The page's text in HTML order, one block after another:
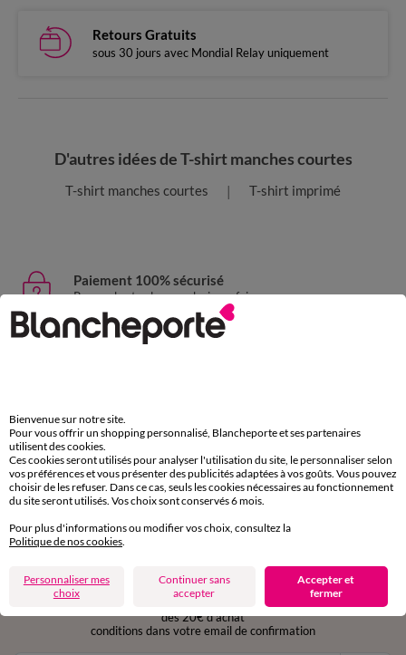
Retours Gratuits
sous 30 jours avec Mondial Relay uniquement
D'autres idées de T-shirt manches courtes
T-shirt manches courtes T-shirt imprimé
Paiement 100% sécurisé
Payez plus tard ou en plusieurs fois
Livraison express
sous 30 jours avec Mondial Relay uniquement
Service clients
par chat et par téléphone
de 8h00 à 20h00 du lundi au samedi
en vous inscrivant à la newsletter
dès 20€ d’achat
conditions dans votre email de confirmation
Bienvenue sur notre site.
Pour vous offrir un shopping personnalisé, Blancheporte et ses partenaires
utilisent des cookies.
Ces cookies seront utilisés pour analyser l'utilisation du site, le personnaliser selon
vos préférences et vous présenter des publicités adaptées à vos goûts. Vous pouvez
choisir de les refuser. Dans ce cas, seuls les cookies nécessaires au fonctionnement
du site seront utilisés. Vos choix sont conservés 6 mois.
Pour plus d'informations ou modifier vos choix, consultez la
Politique de nos cookies
Personnaliser mes
choix
Continuer sans
accepter
Accepter et
fermer